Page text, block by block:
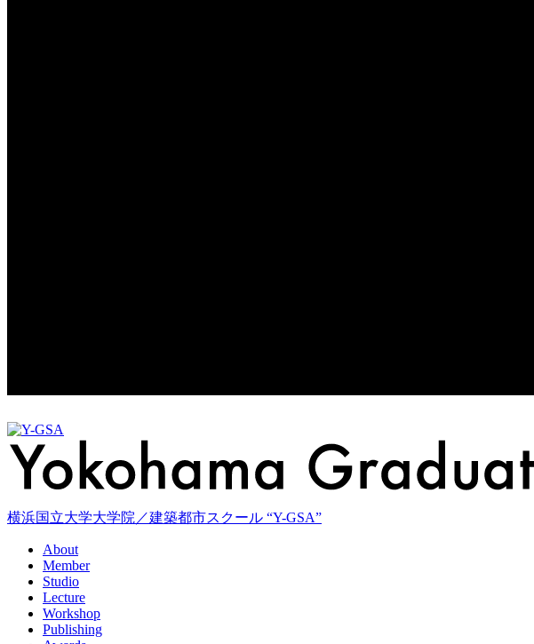
横浜国立大学大学院／建築都市スクール “Y-GSA”
About
Member
Studio
Lecture
Workshop
Publishing